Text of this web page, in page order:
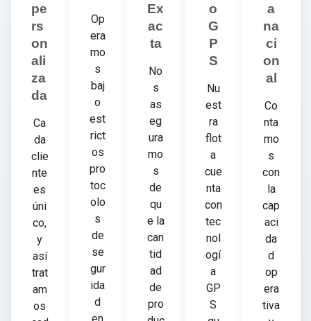
pe
rs
on
ali
za
da
Ca
da
clie
nte
es
úni
co,
y
así
trat
am
os
Op
era
mo
s
baj
o
est
rict
os
pro
toc
olo
s
de
se
gur
ida
d
Ex
ac
ta
No
s
as
eg
ura
mo
s
de
qu
e la
can
tid
ad
de
pro
o
G
P
S
Nu
est
ra
flot
a
cue
nta
con
tec
nol
ogí
a
GP
S
a
na
ci
on
al
Co
nta
mo
s
con
la
cap
aci
da
d
op
era
tiva